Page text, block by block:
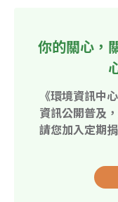
你的關心，
《環境資訊中
資訊公開普及
請您加入定期